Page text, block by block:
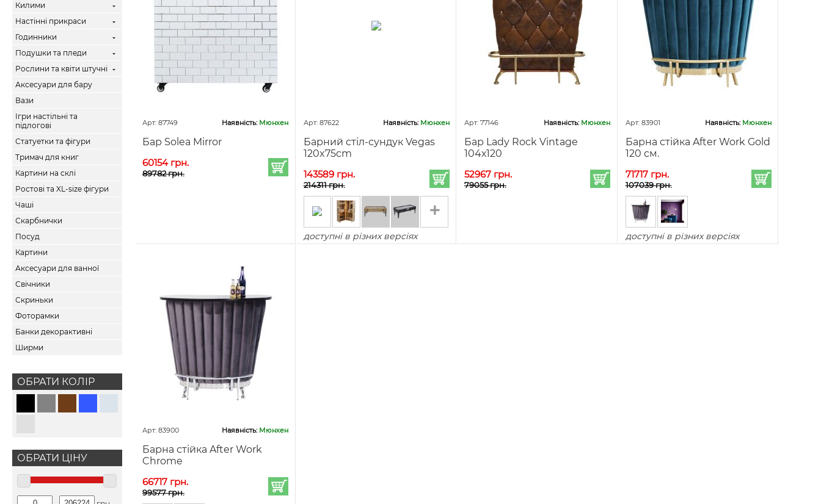
Килими
Настінні прикраси
Годинники
Подушки та пледи
Рослини та квіти штучні
Аксесуари для бару
Вази
Ігри настільні та
підлогові
Статуетки та фігури
Тримач для книг
Картини на склі
Ростові та XL-size фігури
Чаші
Скарбнички
Посуд
Картини
Аксесуари для ванної
Свічники
Скриньки
Фоторамки
Банки декорактивні
Ширми
ОБРАТИ КОЛІР
ОБРАТИ ЦІНУ
Арт: 87749 Наявність:Мюнхен
Бар Solea Mirror
60154 грн.
89782 грн.
Арт: 87622 Наявність:Мюнхен
Барний стіл-сундук Vegas
120x75cm
143589 грн.
214311 грн.
+
доступні в різних версіях
Арт: 77146 Наявність:Мюнхен
Бар Lady Rock Vintage
104х120
52967 грн.
79055 грн.
Арт: 83901 Наявність:Мюнхен
Барна стійка After Work Gold
120 см.
71717 грн.
107039 грн.
доступні в різних версіях
Арт: 83900 Наявність:Мюнхен
Барна стійка After Work
Chrome
66717 грн.
99577 грн.